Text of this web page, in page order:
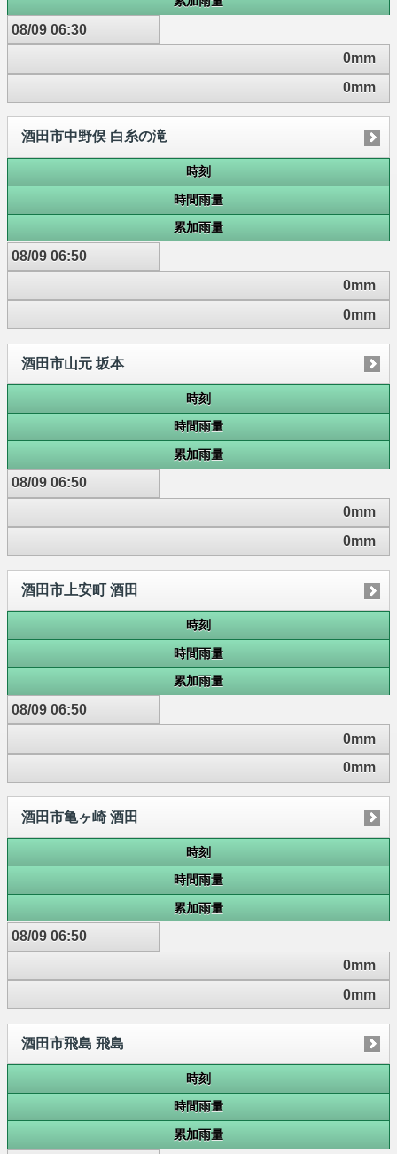
08/09 06:30
0mm
0mm
酒田市中野俣 白糸の滝
時刻
時間雨量
累加雨量
08/09 06:50
0mm
0mm
酒田市山元 坂本
時刻
時間雨量
累加雨量
08/09 06:50
0mm
0mm
酒田市上安町 酒田
時刻
時間雨量
累加雨量
08/09 06:50
0mm
0mm
酒田市亀ヶ崎 酒田
時刻
時間雨量
累加雨量
08/09 06:50
0mm
0mm
酒田市飛島 飛島
時刻
時間雨量
累加雨量